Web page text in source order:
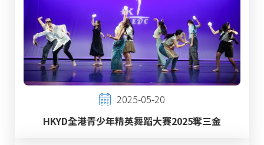
2025-05-20
HKYD全港青少年精英舞蹈大賽2025奪三金